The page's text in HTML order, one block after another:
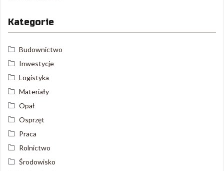
Kategorie
Budownictwo
Inwestycje
Logistyka
Materiały
Opał
Osprzęt
Praca
Rolnictwo
Środowisko